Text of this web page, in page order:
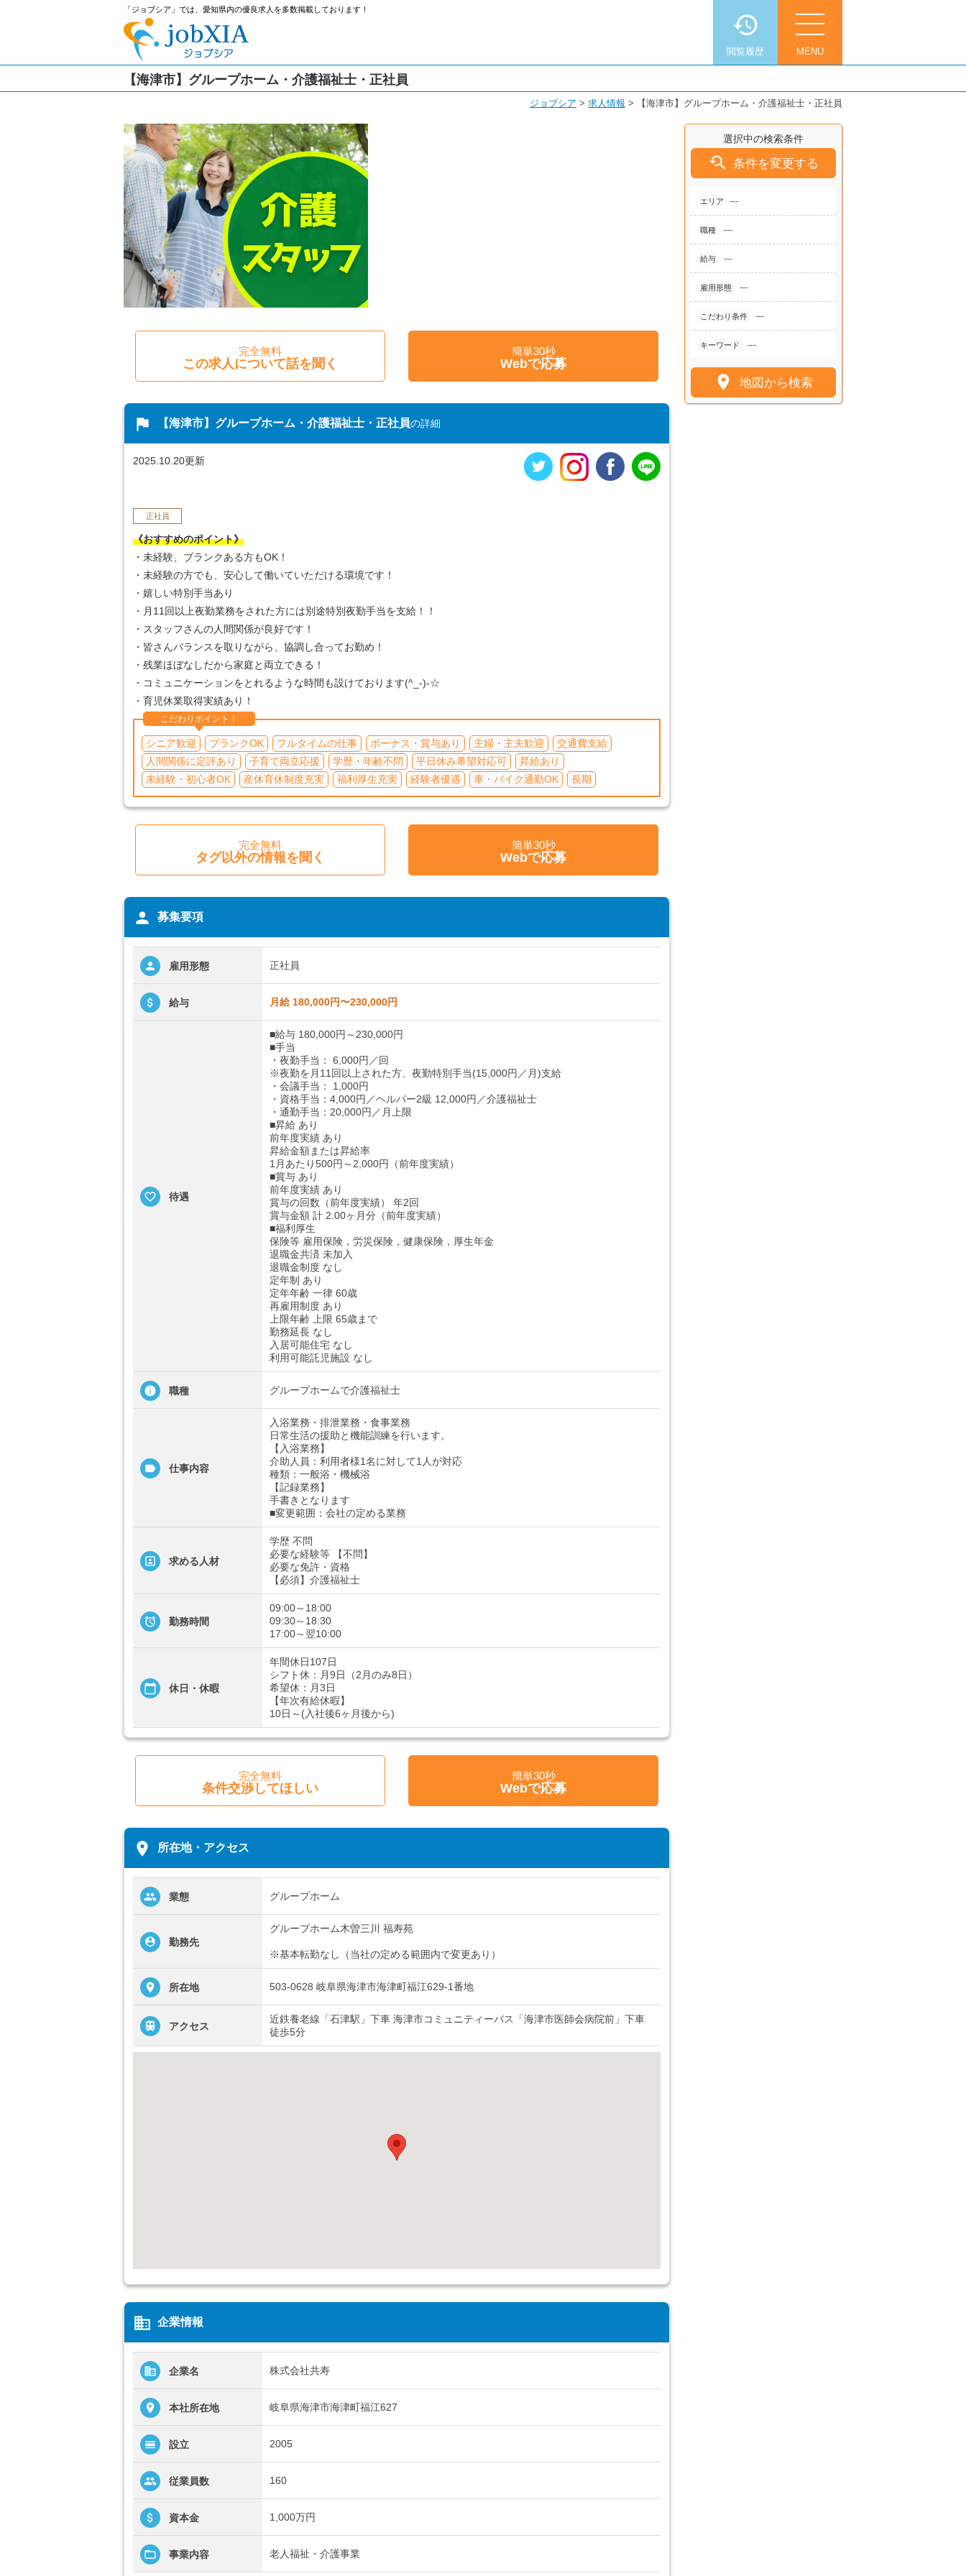
「ジョブシア」では、愛知県内の優良求人を多数掲載しております！
MENU
閲覧履歴
【海津市】グループホーム・介護福祉士・正社員
ジョブシア > 求人情報 > 【海津市】グループホーム・介護福祉士・正社員
選択中の検索条件
 条件を変更する
エリア ---
職種 ---
給与 ---
雇用形態 ---
こだわり条件 ---
キーワード ---
 地図から検索
完全無料
この求人について話を聞く
簡単30秒
Webで応募
flag 【海津市】グループホーム・介護福祉士・正社員の詳細
2025.10.20更新
正社員
《おすすめのポイント》
・未経験、ブランクある方もOK！
・未経験の方でも、安心して働いていただける環境です！
・嬉しい特別手当あり
・月11回以上夜勤業務をされた方には別途特別夜勤手当を支給！！
・スタッフさんの人間関係が良好です！
・皆さんバランスを取りながら、協調し合ってお勤め！
・残業ほぼなしだから家庭と両立できる！
・コミュニケーションをとれるような時間も設けております(^_-)-☆
・育児休業取得実績あり！
こだわりポイント！
シニア歓迎 ブランクOK フルタイムの仕事 ボーナス・賞与あり 主婦・主夫歓迎
交通費支給
人間関係に定評あり
子育て両立応援 学歴・年齢不問 平日休み希望対応可
昇給あり
未経験・初心者OK
産休育休制度充実 福利厚生充実 経験者優遇 車・バイク通勤OK 長期
完全無料
タグ以外の情報を聞く
簡単30秒
Webで応募
person 募集要項
雇用形態 正社員
給与 月給 180,000円〜230,000円
待遇
■給与 180,000円～230,000円
■手当
・夜勤手当： 6,000円／回
※夜勤を月11回以上された方、夜勤特別手当(15,000円／月)支給
・会議手当： 1,000円
・資格手当：4,000円／ヘルパー2級 12,000円／介護福祉士
・通勤手当：20,000円／月上限
■昇給 あり
前年度実績 あり
昇給金額または昇給率
1月あたり500円～2,000円（前年度実績）
■賞与 あり
前年度実績 あり
賞与の回数（前年度実績） 年2回
賞与金額 計 2.00ヶ月分（前年度実績）
■福利厚生
保険等 雇用保険，労災保険，健康保険，厚生年金
退職金共済 未加入
退職金制度 なし
定年制 あり
定年年齢 一律 60歳
再雇用制度 あり
上限年齢 上限 65歳まで
勤務延長 なし
入居可能住宅 なし
利用可能託児施設 なし
職種 グループホームで介護福祉士
仕事内容
入浴業務・排泄業務・食事業務
日常生活の援助と機能訓練を行います。
【入浴業務】
介助人員：利用者様1名に対して1人が対応
種類：一般浴・機械浴
【記録業務】
手書きとなります
■変更範囲：会社の定める業務
求める人材
学歴 不問
必要な経験等 【不問】
必要な免許・資格
【必須】介護福祉士
勤務時間
09:00～18:00
09:30～18:30
17:00～翌10:00
休日・休暇
年間休日107日
シフト休：月9日（2月のみ8日）
希望休：月3日
【年次有給休暇】
10日～(入社後6ヶ月後から)
完全無料
条件交渉してほしい
簡単30秒
Webで応募
place 所在地・アクセス
業態 グループホーム
勤務先
グループホーム木曽三川 福寿苑
※基本転勤なし（当社の定める範囲内で変更あり）
所在地 503-0628 岐阜県海津市海津町福江629-1番地
アクセス
近鉄養老線「石津駅」下車 海津市コミュニティーバス「海津市医師会病院前」下車
徒歩5分
business 企業情報
企業名 株式会社共寿
本社所在地 岐阜県海津市海津町福江627
設立 2005
従業員数 160
資本金 1,000万円
事業内容 老人福祉・介護事業